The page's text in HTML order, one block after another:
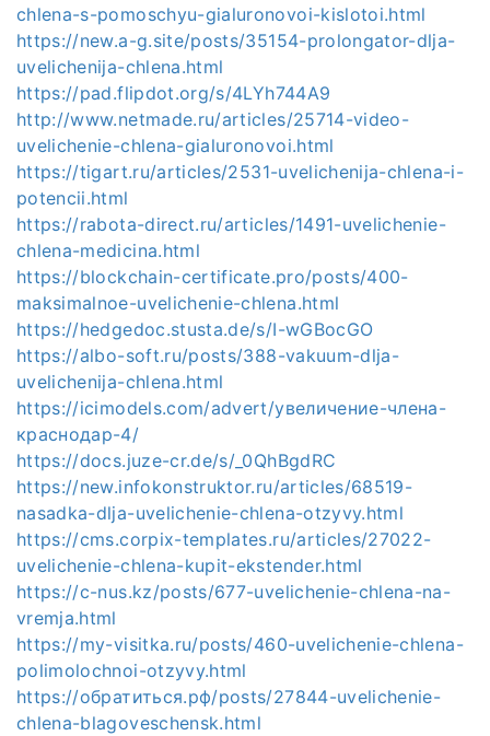
chlena-s-pomoschyu-gialuronovoi-kislotoi.html
https://new.a-g.site/posts/35154-prolongator-dlja-
uvelichenija-chlena.html
https://pad.flipdot.org/s/4LYh744A9
http://www.netmade.ru/articles/25714-video-
uvelichenie-chlena-gialuronovoi.html
https://tigart.ru/articles/2531-uvelichenija-chlena-i-
potencii.html
https://rabota-direct.ru/articles/1491-uvelichenie-
chlena-medicina.html
https://blockchain-certificate.pro/posts/400-
maksimalnoe-uvelichenie-chlena.html
https://hedgedoc.stusta.de/s/I-wGBocGO
https://albo-soft.ru/posts/388-vakuum-dlja-
uvelichenija-chlena.html
https://icimodels.com/advert/увеличение-члена-
краснодар-4/
https://docs.juze-cr.de/s/_0QhBgdRC
https://new.infokonstruktor.ru/articles/68519-
nasadka-dlja-uvelichenie-chlena-otzyvy.html
https://cms.corpix-templates.ru/articles/27022-
uvelichenie-chlena-kupit-ekstender.html
https://c-nus.kz/posts/677-uvelichenie-chlena-na-
vremja.html
https://my-visitka.ru/posts/460-uvelichenie-chlena-
polimolochnoi-otzyvy.html
https://обратиться.рф/posts/27844-uvelichenie-
chlena-blagoveschensk.html